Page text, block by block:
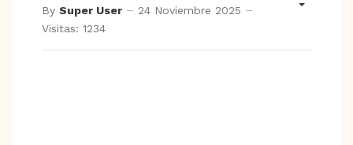
By Super User
24 Noviembre 2025
Visitas: 1234